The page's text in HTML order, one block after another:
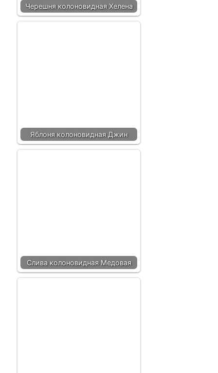
Черешня колоновидная Хелена
Яблоня колоновидная Джин
Слива колоновидная Медовая